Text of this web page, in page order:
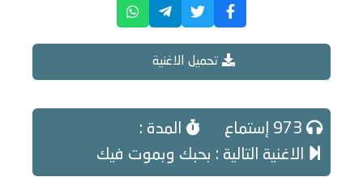
تحميل الاغنية
المدة :
الاغنية التالية : بحبك وبموت فيك